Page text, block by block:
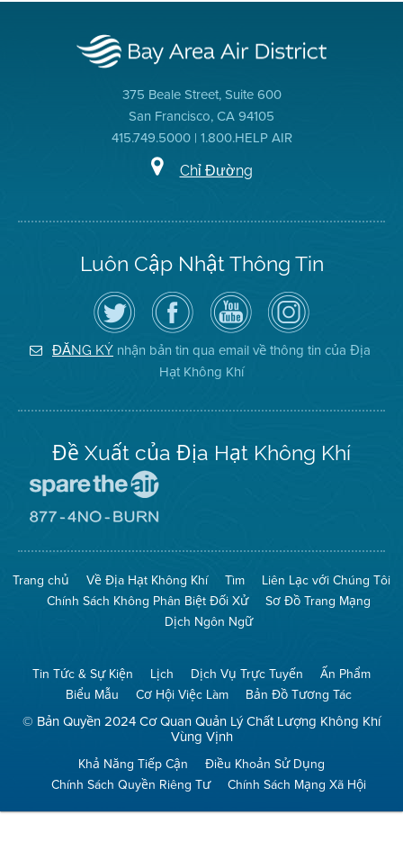
375 Beale Street, Suite 600
San Francisco, CA 94105
415.749.5000 | 1.800.HELP AIR
Chỉ Đường
Luôn Cập Nhật Thông Tin
Hãy
theo
dõi
Địa
Hạt
Không
Truy
cập
Trang
Facebook
của
Địa
Hạt
Kênh
YouTube
của
Địa
Hạt
Không
Khí
Air
District
on
Instagram
ĐĂNG KÝ nhận bản tin qua email về thông tin của Địa
Hạt Không Khí
Đề Xuất của Địa Hạt Không Khí
The
(Bảo
Toàn
Không
Khí)
Mạng
No
Burn
(Không
Đốt)
Trang chủ Về Địa Hạt Không Khí Tìm
Liên Lạc với Chúng Tôi
Chính Sách Không Phân Biệt Đối Xử
Sơ Đồ Trang Mạng
Dịch Ngôn Ngữ
Tin Tức & Sự Kiện Lịch Dịch Vụ Trực Tuyến
Ấn Phẩm
Biểu Mẫu
Cơ Hội Việc Làm Bản Đồ Tương Tác
© Bản Quyền 2024 Cơ Quan Quản Lý Chất Lượng Không Khí
Vùng Vịnh
Khả Năng Tiếp Cận
Điều Khoản Sử Dụng
Chính Sách Quyền Riêng Tư
Chính Sách Mạng Xã Hội